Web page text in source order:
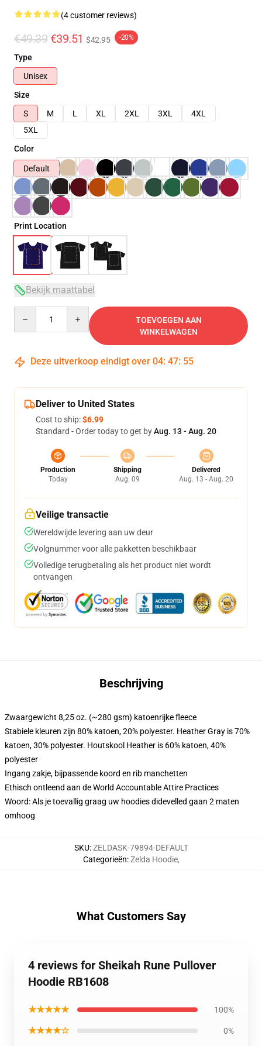
(4 customer reviews)
€49.39 €39.51 $42.95 -20%
Type
Unisex
Size
S
M L XL 2XL 3XL
4XL
5XL
Color
Default
Print Location
Bekijk maattabel
TOEVOEGEN AAN
WINKELWAGEN
Deze uitverkoop eindigt over 04: 47: 54
Deliver to United States
Cost to ship:$6.99
Standard - Order today to get byAug. 13 - Aug. 20
Production
Today
Shipping
Aug. 09
Delivered
Aug. 13 - Aug. 20
Veilige transactie
Wereldwijde levering aan uw deur
Volgnummer voor alle pakketten beschikbaar
Volledige terugbetaling als het product niet wordt
ontvangen
Beschrijving
Zwaargewicht 8,25 oz. (~280 gsm) katoenrijke fleece
Stabiele kleuren zijn 80% katoen, 20% polyester. Heather Gray is 70%
katoen, 30% polyester. Houtskool Heather is 60% katoen, 40%
polyester
Ingang zakje, bijpassende koord en rib manchetten
Ethisch ontleend aan de World Accountable Attire Practices
Woord: Als je toevallig graag uw hoodies didevelled gaan 2 maten
omhoog
SKU:ZELDASK-79894-DEFAULT
Categorieën:Zelda Hoodie,
What Customers Say
4 reviews for Sheikah Rune Pullover
Hoodie RB1608
★★★★★ 100%
★★★★☆ 0%